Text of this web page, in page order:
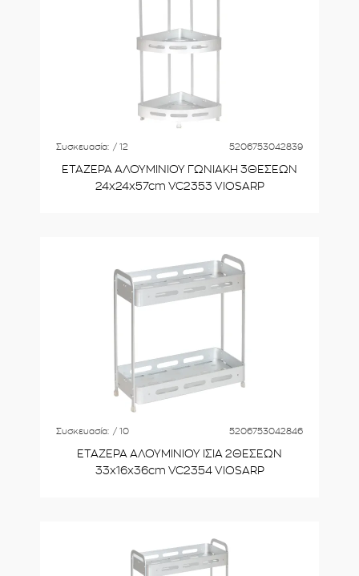
Συσκευασία: / 12 5206753042839
ΕΤΑΖΕΡΑ ΑΛΟΥΜΙΝΙΟΥ ΓΩΝΙΑΚΗ 3ΘΕΣΕΩΝ
24x24x57cm VC2353 VIOSARP
Συσκευασία: / 10 5206753042846
ΕΤΑΖΕΡΑ ΑΛΟΥΜΙΝΙΟΥ ΙΣΙΑ 2ΘΕΣΕΩΝ
33x16x36cm VC2354 VIOSARP